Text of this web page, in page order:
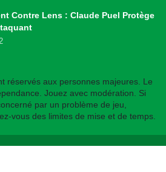
Contre Lens : Claude Puel Protège
réservés aux personnes majeures. Le
Jouez avec modération. Si
par un problème de jeu,
vous des limites de mise et de temps.